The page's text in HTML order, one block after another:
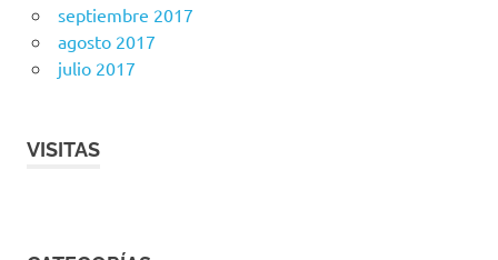
septiembre 2017
agosto 2017
julio 2017
VISITAS